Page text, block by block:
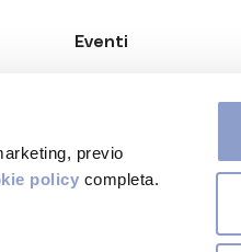
previo
policy completa.
Eventi
Newsletter